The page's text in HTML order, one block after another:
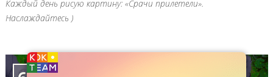
Каждый день рисую картину: «Срачи прилетели».
Наслаждайтесь )